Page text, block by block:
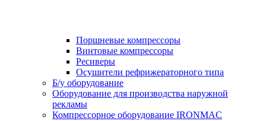
Поршневые компрессоры
Винтовые компрессоры
Ресиверы
Осушители рефрижераторного типа
Б/у оборудование
Оборудование для производства наружной
рекламы
Компрессорное оборудование IRONMAC